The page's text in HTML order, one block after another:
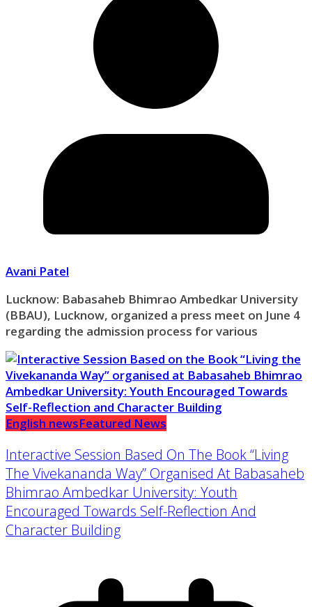
Avani Patel
Lucknow: Babasaheb Bhimrao Ambedkar University
(BBAU), Lucknow, organized a press meet on June 4
regarding the admission process for various
English newsFeatured News
Interactive Session Based On The Book “Living
The Vivekananda Way” Organised At Babasaheb
Bhimrao Ambedkar University: Youth
Encouraged Towards Self-Reflection And
Character Building